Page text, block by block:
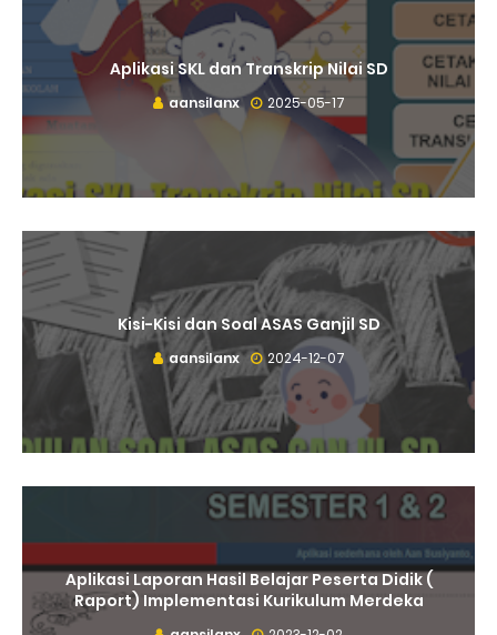
Aplikasi SKL dan Transkrip Nilai SD
aansilanx 2025-05-17
Kisi-Kisi dan Soal ASAS Ganjil SD
aansilanx 2024-12-07
Aplikasi Laporan Hasil Belajar Peserta Didik (
Raport) Implementasi Kurikulum Merdeka